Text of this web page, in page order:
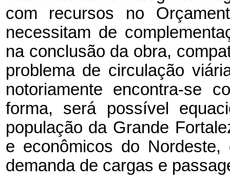
com recursos no
necessitam de
na conclusão da obra,
problema de circulação
notoriamente encontra-se
forma, será possível
população da Grande
e econômicos do
demanda de cargas e